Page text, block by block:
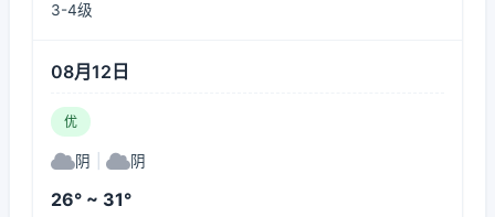
3-4级
08月12日
优
阴 阴
26° ~ 31°